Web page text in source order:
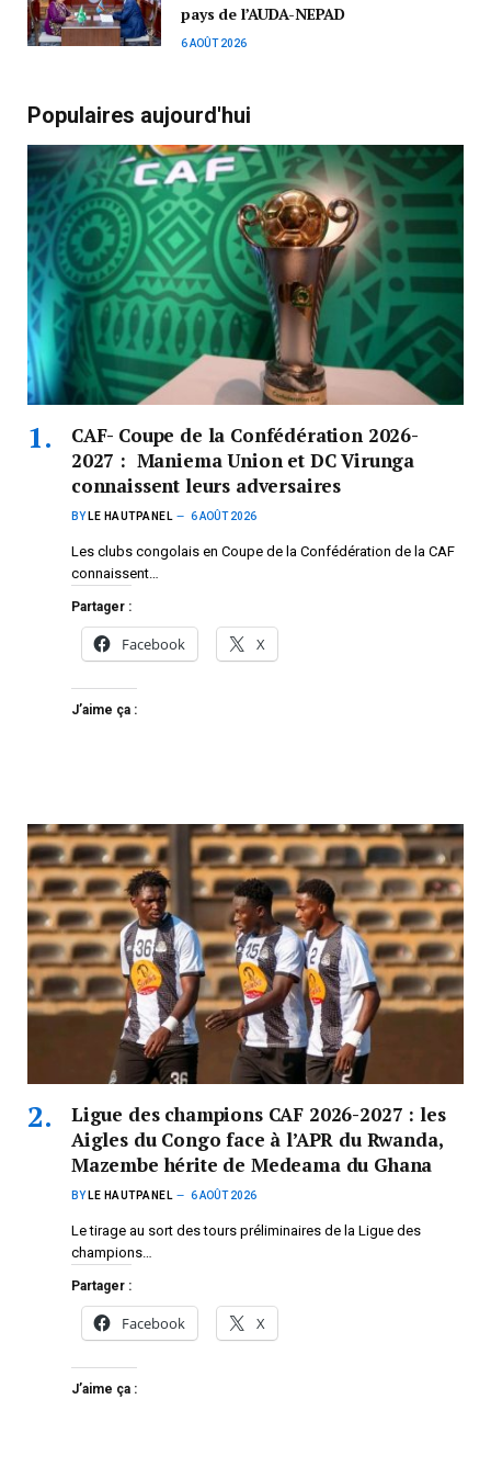
pays de l’AUDA-NEPAD
6 AOÛT 2026
Populaires aujourd'hui
CAF- Coupe de la Confédération 2026-
2027 : Maniema Union et DC Virunga
connaissent leurs adversaires
BY LE HAUTPANEL 6 AOÛT 2026
Les clubs congolais en Coupe de la Confédération de la CAF
connaissent…
Partager :
Facebook X
J’aime ça :
Ligue des champions CAF 2026-2027 : les
Aigles du Congo face à l’APR du Rwanda,
Mazembe hérite de Medeama du Ghana
BY LE HAUTPANEL 6 AOÛT 2026
Le tirage au sort des tours préliminaires de la Ligue des
champions…
Partager :
Facebook X
J’aime ça :